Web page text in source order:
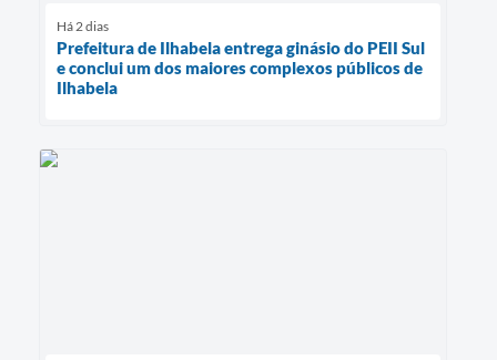
Há 2 dias
Prefeitura de Ilhabela entrega ginásio do PEII Sul
e conclui um dos maiores complexos públicos de
Ilhabela